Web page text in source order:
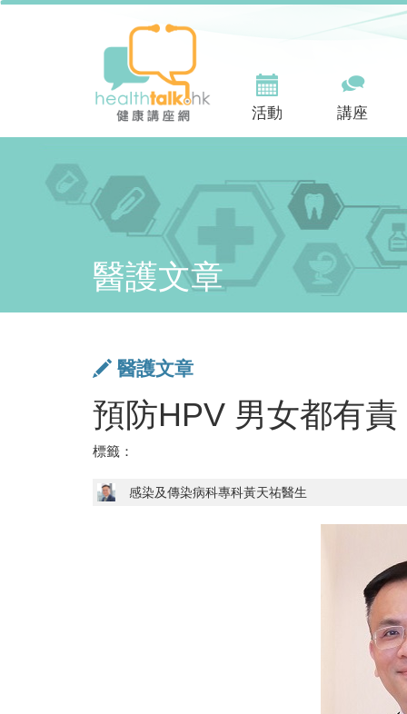
活動 講座
醫護文章
醫護文章
預防HPV 男女都有責
標籤：
感染及傳染病科專科黃天祐醫生